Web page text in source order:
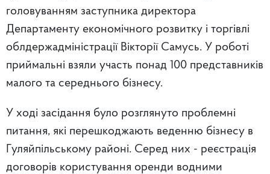
головуванням заступника директора
Департаменту економічного розвитку і торгівлі
облдержадміністрації Вікторії Самусь. У роботі
приймальні взяли участь понад 100 представників
малого та середнього бізнесу.
У ході засідання було розглянуто проблемні
питання, які перешкоджають веденню бізнесу в
Гуляйпільському районі. Серед них - реєстрація
договорів користування оренди водними